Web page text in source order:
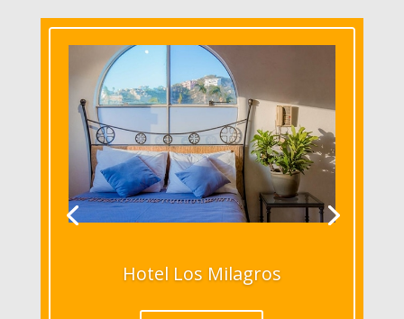
Hotel Los Milagros